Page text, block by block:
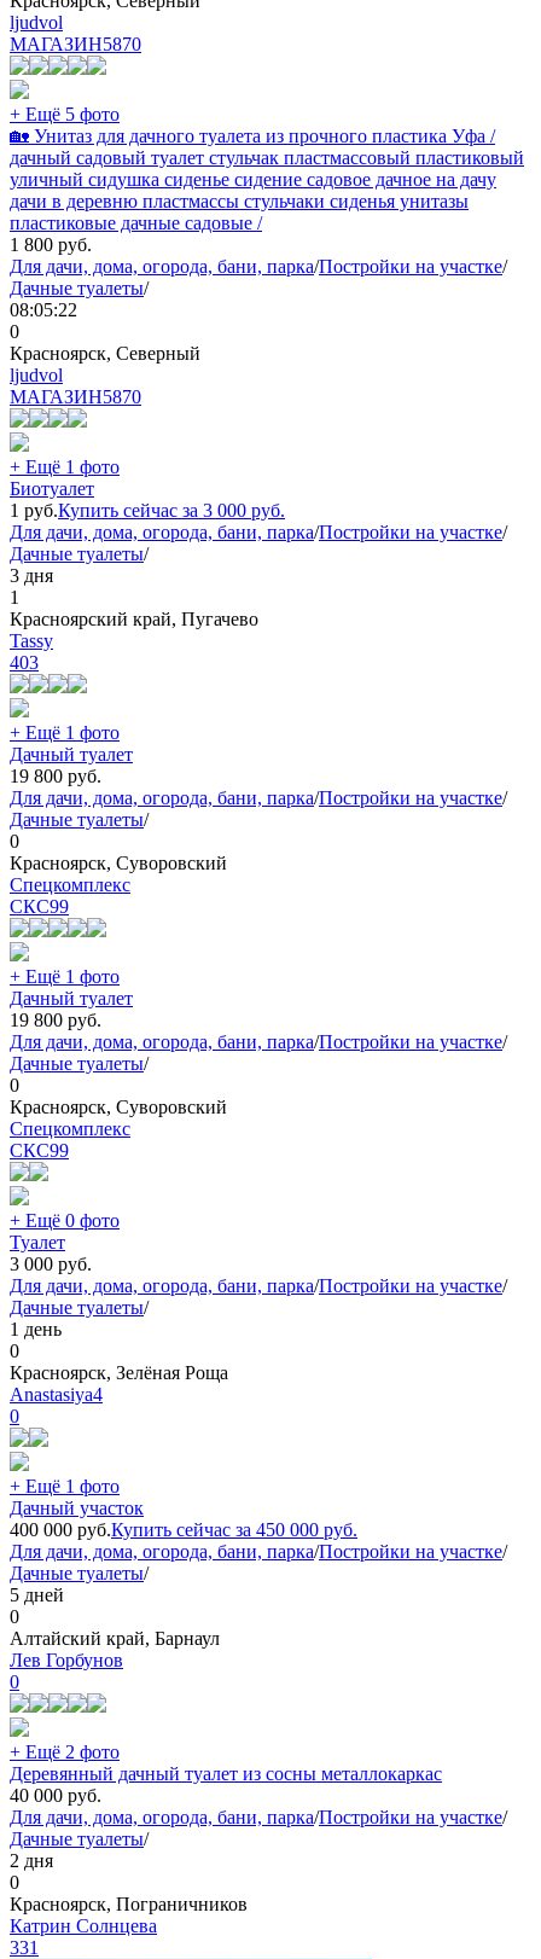
ljudvol
МАГАЗИН5870
+ Ещё 5 фото
🏡 Унитаз для дачного туалета из прочного пластика Уфа /
дачный садовый туалет стульчак пластмассовый пластиковый
уличный сидушка сиденье сидение садовое дачное на дачу
дачи в деревню пластмассы стульчаки сиденья унитазы
пластиковые дачные садовые /
1 800 руб.
Для дачи, дома, огорода, бани, парка/Постройки на участке/
Дачные туалеты/
08:05:22
0
Красноярск, Северный
ljudvol
МАГАЗИН5870
+ Ещё 1 фото
Биотуалет
1 руб.Купить сейчас за 3 000 руб.
Для дачи, дома, огорода, бани, парка/Постройки на участке/
Дачные туалеты/
3 дня
1
Красноярский край, Пугачево
Tassy
403
+ Ещё 1 фото
Дачный туалет
19 800 руб.
Для дачи, дома, огорода, бани, парка/Постройки на участке/
Дачные туалеты/
0
Красноярск, Суворовский
Спецкомплекс
СКС99
+ Ещё 1 фото
Дачный туалет
19 800 руб.
Для дачи, дома, огорода, бани, парка/Постройки на участке/
Дачные туалеты/
0
Красноярск, Суворовский
Спецкомплекс
СКС99
+ Ещё 0 фото
Туалет
3 000 руб.
Для дачи, дома, огорода, бани, парка/Постройки на участке/
Дачные туалеты/
1 день
0
Красноярск, Зелёная Роща
Anastasiya4
0
+ Ещё 1 фото
Дачный участок
400 000 руб.Купить сейчас за 450 000 руб.
Для дачи, дома, огорода, бани, парка/Постройки на участке/
Дачные туалеты/
5 дней
0
Алтайский край, Барнаул
Лев Горбунов
0
+ Ещё 2 фото
Деревянный дачный туалет из сосны металлокаркас
40 000 руб.
Для дачи, дома, огорода, бани, парка/Постройки на участке/
Дачные туалеты/
2 дня
0
Красноярск, Пограничников
Катрин Солнцева
331